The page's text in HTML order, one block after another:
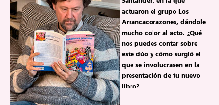
actuaron el grupo Los
Arrancacorazones, dándole
mucho color al acto. ¿Qué
nos puedes contar sobre
este dúo y cómo surgió el
que se involucrasen en la
presentación de tu nuevo
libro?